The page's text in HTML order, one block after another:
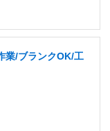
業/ブランクOK/工